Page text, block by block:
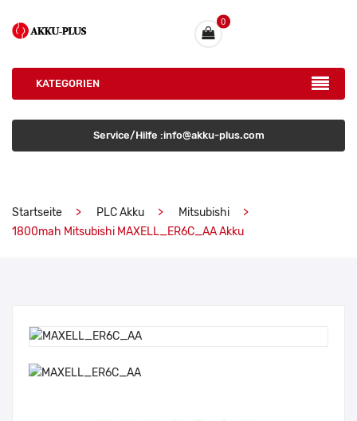
0
KATEGORIEN
Service/Hilfe :info@akku-plus.com
Startseite PLC Akku
Mitsubishi
1800mah Mitsubishi MAXELL_ER6C_AA Akku